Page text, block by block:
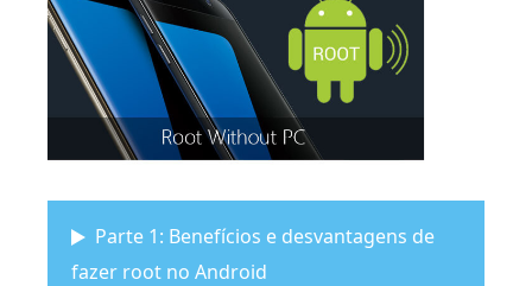
Parte 1: Benefícios e desvantagens de
fazer root no Android